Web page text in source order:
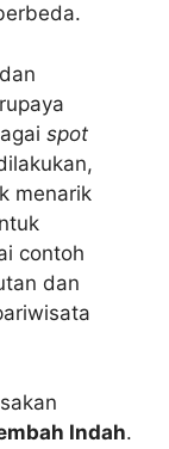
spot
menarik
contoh
dan
Indah.